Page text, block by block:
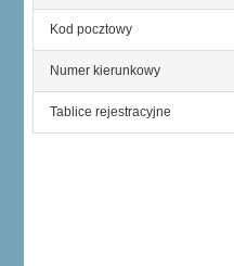
Kod pocztowy
Numer kierunkowy
Tablice rejestracyjne